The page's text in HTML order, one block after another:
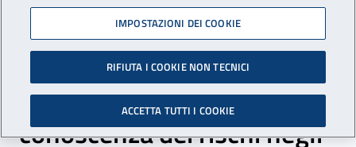
Si rafforza la collaborazione
tra il Politecnico e l’Inail
Piemonte per migliorare la
conoscenza dei rischi negli
IMPOSTAZIONI DEI COOKIE
RIFIUTA I COOKIE NON TECNICI
ACCETTA TUTTI I COOKIE